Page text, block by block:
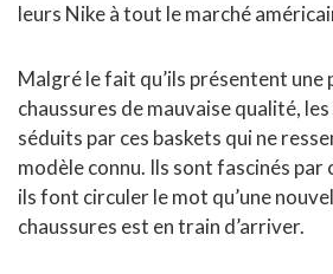
leurs Nike à tout le marché
Malgré le fait qu’ils présentent une
chaussures de mauvaise qualité,
séduits par ces baskets qui ne
modèle connu. Ils sont fascinés par
ils font circuler le mot qu’une
chaussures est en train d’arriver.